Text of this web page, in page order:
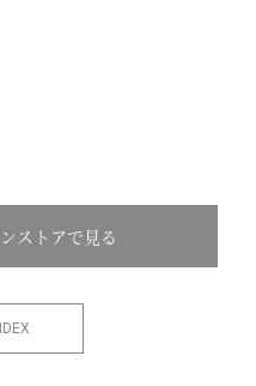
ストアで見る